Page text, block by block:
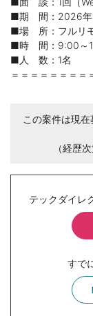
■期 間：2026年
■場 所：フルリ
■時 間：9:00～
■人 数：1名
＝＝＝＝＝＝＝＝
この案件は現
（経歴
テックダイレ
すで